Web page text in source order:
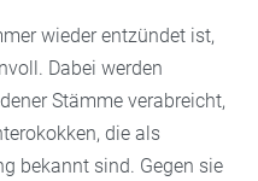
wieder entzündet ist,
Dabei werden
Stämme verabreicht,
die als
bekannt sind. Gegen sie